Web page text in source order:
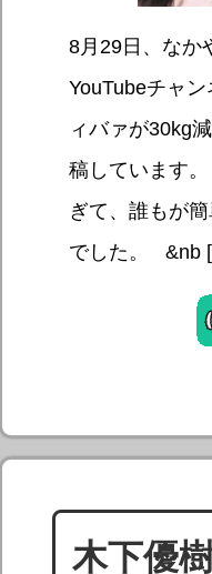
8月29日、なか
YouTubeチャ
ィバァが30kg
稿しています
ぎて、誰もが
でした。 &nb
木下優